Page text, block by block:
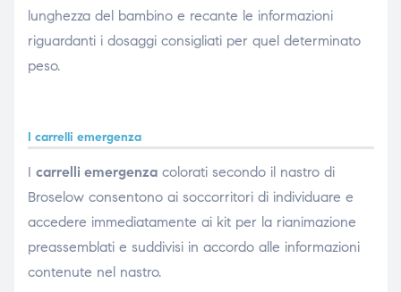
lunghezza del bambino e recante le informazioni
riguardanti i dosaggi consigliati per quel determinato
peso.
I carrelli emergenza
I carrelli emergenzacolorati secondo il nastro di
Broselow consentono ai soccorritori di individuare e
accedere immediatamente ai kit per la rianimazione
preassemblati e suddivisi in accordo alle informazioni
contenute nel nastro.